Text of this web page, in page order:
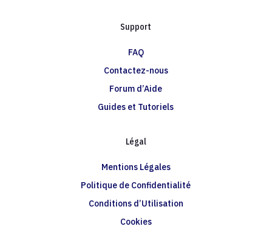
Support
FAQ
Contactez-nous
Forum d’Aide
Guides et Tutoriels
Légal
Mentions Légales
Politique de Confidentialité
Conditions d’Utilisation
Cookies